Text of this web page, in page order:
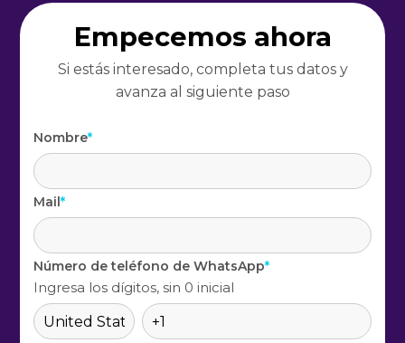
Empecemos ahora
Si estás interesado, completa tus datos y
avanza al siguiente paso
Nombre*
Mail*
Número de teléfono de WhatsApp*
Ingresa los dígitos, sin 0 inicial